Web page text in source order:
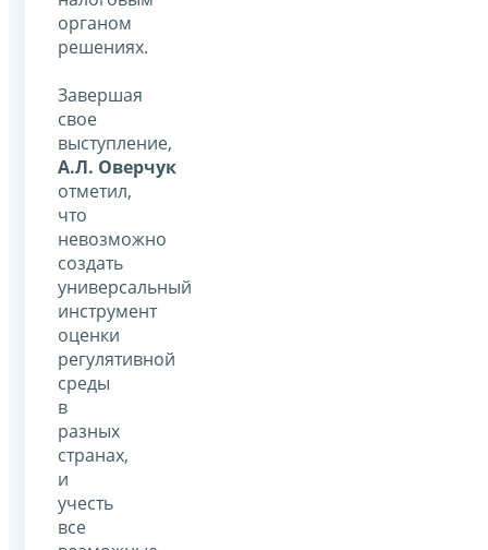
органом
решениях.
Завершая
свое
выступление,
А.Л. Оверчук
отметил,
что
невозможно
создать
универсальный
инструмент
оценки
регулятивной
среды
в
разных
странах,
и
учесть
все